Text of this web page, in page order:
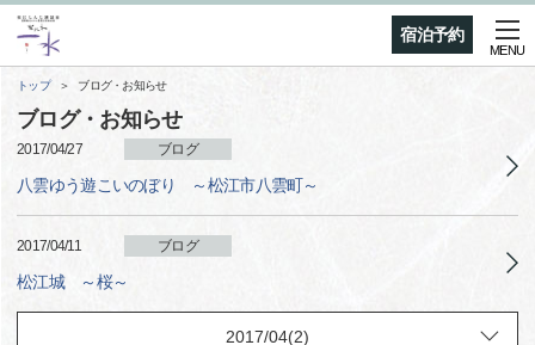
宿泊予約
MENU
トップ ブログ・お知らせ
ブログ・お知らせ
2017/04/27 ブログ
八雲ゆう遊こいのぼり ～松江市八雲町～
2017/04/11 ブログ
松江城 ～桜～